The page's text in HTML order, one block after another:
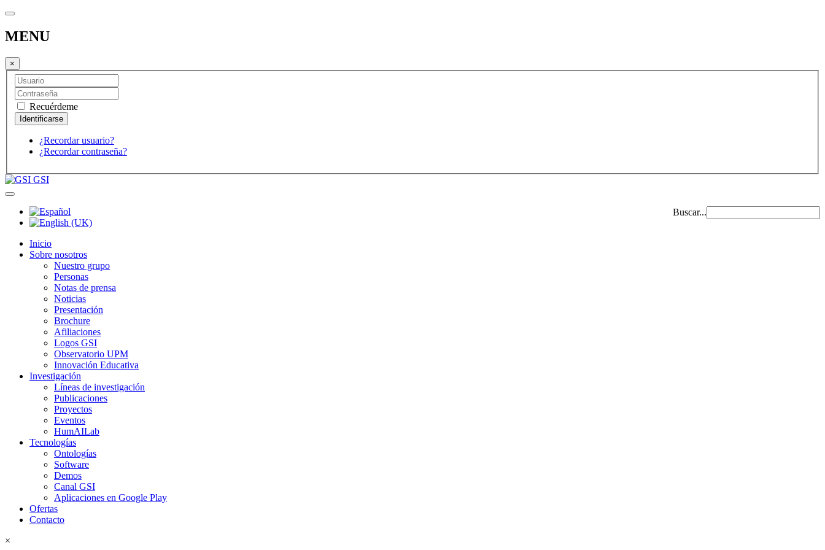
MENU
×
Recuérdeme
¿Recordar usuario?
¿Recordar contraseña?
GSI
Buscar...
Inicio
Sobre nosotros
Nuestro grupo
Personas
Notas de prensa
Noticias
Presentación
Brochure
Afiliaciones
Logos GSI
Observatorio UPM
Innovación Educativa
Investigación
Líneas de investigación
Publicaciones
Proyectos
Eventos
HumAILab
Tecnologías
Ontologías
Software
Demos
Canal GSI
Aplicaciones en Google Play
Ofertas
Contacto
×